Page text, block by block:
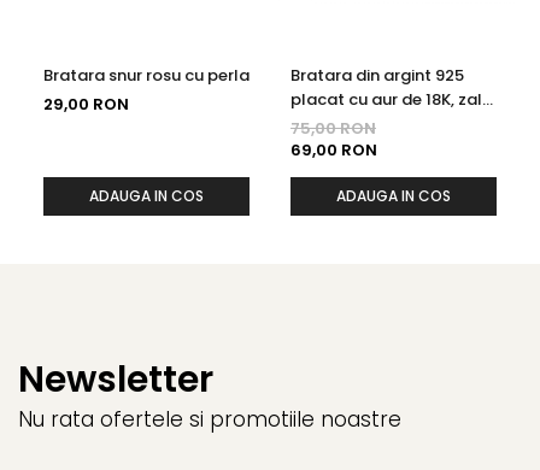
Bratara snur rosu cu perla
29,00 RON
ADAUGA IN COS
Bratara din argint 925
placat cu aur de 18K, zale
in forma de inimioare, 19
cm
75,00 RON
69,00 RON
ADAUGA IN COS
Newsletter
Nu rata ofertele si promotiile noastre